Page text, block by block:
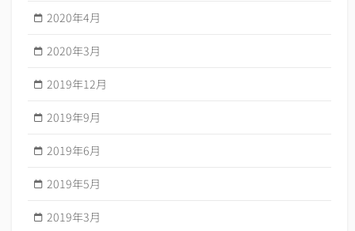
2020年4月
2020年3月
2019年12月
2019年9月
2019年6月
2019年5月
2019年3月